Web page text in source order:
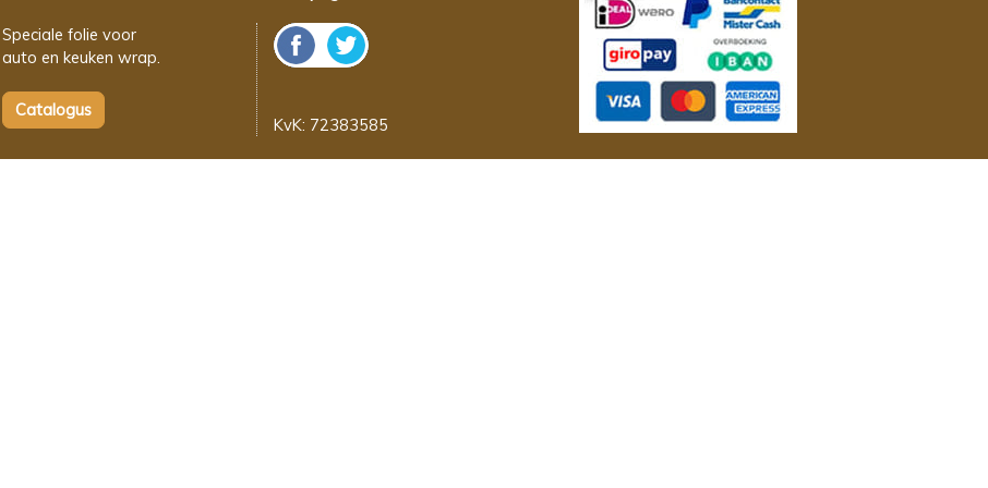
Speciale folie voor
auto en keuken wrap.
KvK: 72383585